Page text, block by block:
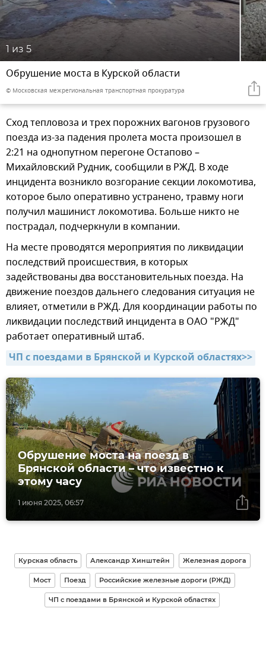
1 из 5
Обрушение моста в Курской области
© Московская межрегиональная транспортная прокуратура
Сход тепловоза и трех порожних вагонов грузового
поезда из-за падения пролета моста произошел в
2:21 на однопутном перегоне Остапово –
Михайловский Рудник, сообщили в РЖД. В ходе
инцидента возникло возгорание секции локомотива,
которое было оперативно устранено, травму ноги
получил машинист локомотива. Больше никто не
пострадал, подчеркнули в компании.
На месте проводятся мероприятия по ликвидации
последствий происшествия, в которых
задействованы два восстановительных поезда. На
движение поездов дальнего следования ситуация не
влияет, отметили в РЖД. Для координации работы по
ликвидации последствий инцидента в ОАО "РЖД"
работает оперативный штаб.
ЧП с поездами в Брянской и Курской областях>>
1 июня 2025, 06:57
Обрушение моста на поезд в
Брянской области – что известно к
этому часу
Курская область Александр Хинштейн Железная дорога
Мост Поезд Российские железные дороги (РЖД)
ЧП с поездами в Брянской и Курской областях